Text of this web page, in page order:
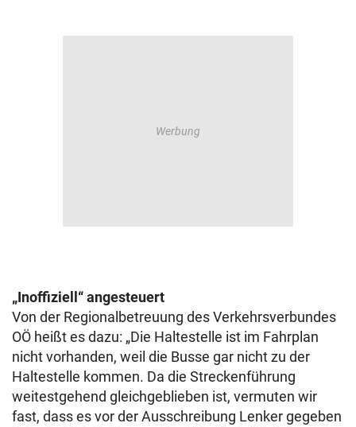
„Inoffiziell“ angesteuert
Von der Regionalbetreuung des Verkehrsverbundes
OÖ heißt es dazu: „Die Haltestelle ist im Fahrplan
nicht vorhanden, weil die Busse gar nicht zu der
Haltestelle kommen. Da die Streckenführung
weitestgehend gleichgeblieben ist, vermuten wir
fast, dass es vor der Ausschreibung Lenker gegeben